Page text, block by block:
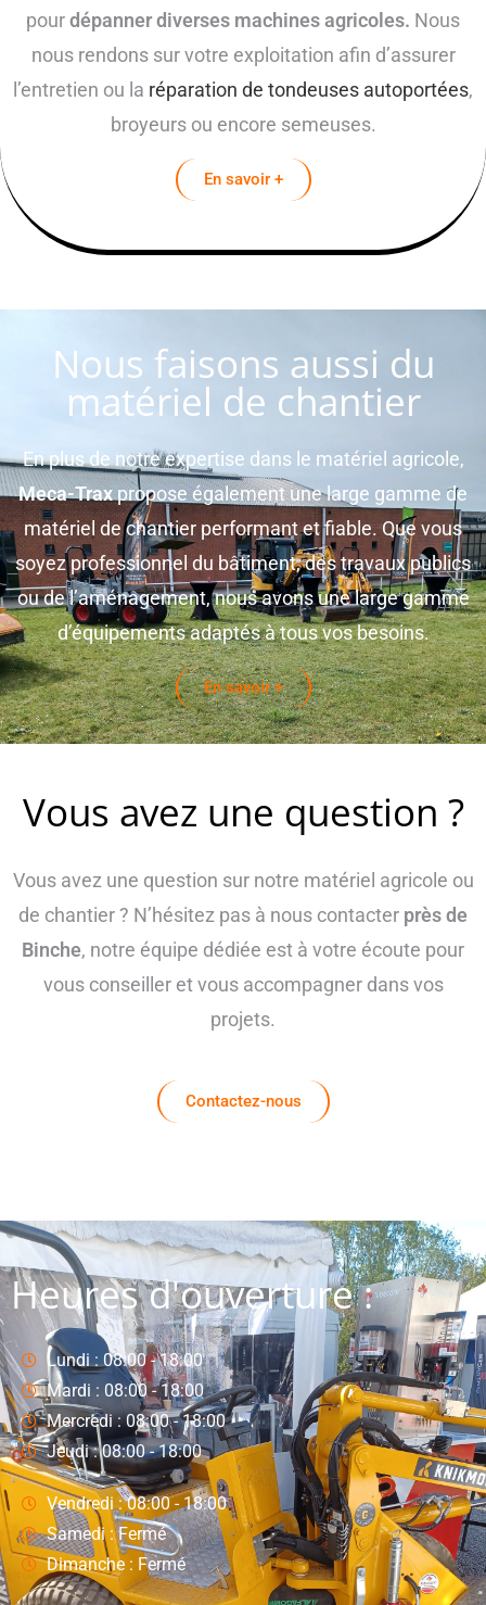
pourdépanner diverses machines agricoles. Nous
nous rendons sur votre exploitation afin d’assurer
l’entretien ou la réparation de tondeuses autoportées,
broyeurs ou encore semeuses.
En savoir +
Nous faisons aussi du
matériel de chantier
En plus de notre expertise dans le matériel agricole,
Meca-Traxpropose également une large gamme de
matériel de chantier performant et fiable. Que vous
soyez professionnel du bâtiment, des travaux publics
ou de l’aménagement, nous avons une large gamme
d’équipements adaptés à tous vos besoins.
En savoir +
Vous avez une question ?
Vous avez une question sur notre matériel agricole ou
de chantier ? N’hésitez pas à nous contacter près de
Binche, notre équipe dédiée est à votre écoute pour
vous conseiller et vous accompagner dans vos
projets.
Contactez-nous
Heures d'ouverture :
Lundi : 08:00 - 18:00
Mardi : 08:00 - 18:00
Mercredi : 08:00 - 18:00
Jeudi : 08:00 - 18:00
Vendredi : 08:00 - 18:00
Samedi : Fermé
Dimanche : Fermé